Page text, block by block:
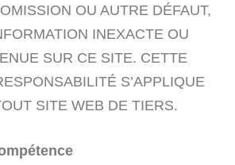
OU AUTRE DÉFAUT,
INEXACTE OU
SUR CE SITE. CETTE
S’APPLIQUE
SITE WEB DE TIERS.